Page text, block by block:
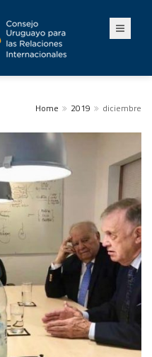
Home 2019 diciembre